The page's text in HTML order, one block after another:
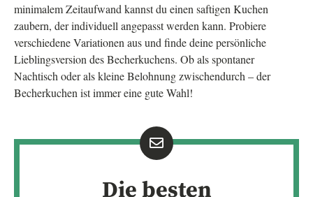
minimalem Zeitaufwand kannst du einen saftigen Kuchen
zaubern, der individuell angepasst werden kann. Probiere
verschiedene Variationen aus und finde deine persönliche
Lieblingsversion des Becherkuchens. Ob als spontaner
Nachtisch oder als kleine Belohnung zwischendurch – der
Becherkuchen ist immer eine gute Wahl!
Die besten